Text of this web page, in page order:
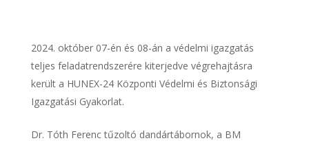
október 07-én és 08-án a védelmi igazgatás
teljes feladatrendszerére kiterjedve végrehajtásra
került a HUNEX-24 Központi Védelmi és Biztonsági
Igazgatási Gyakorlat.
Dr. Tóth Ferenc tűzoltó dandártábornok, a BM